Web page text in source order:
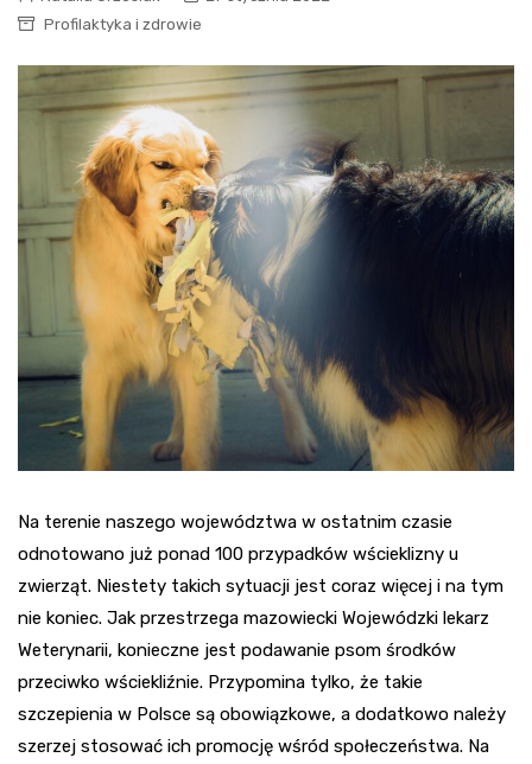
Profilaktyka i zdrowie
Na terenie naszego województwa w ostatnim czasie
odnotowano już ponad 100 przypadków wścieklizny u
zwierząt. Niestety takich sytuacji jest coraz więcej i na tym
nie koniec. Jak przestrzega mazowiecki Wojewódzki lekarz
Weterynarii, konieczne jest podawanie psom środków
przeciwko wściekliźnie. Przypomina tylko, że takie
szczepienia w Polsce są obowiązkowe, a dodatkowo należy
szerzej stosować ich promocję wśród społeczeństwa. Na